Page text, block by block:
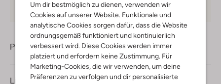
Um dir bestmöglich zu dienen, verwenden wir
Cookies auf unserer Website. Funktionale und
analytische Cookies sorgen dafür, dass die Website
ordnungsgemäß funktioniert und kontinuierlich
verbessert wird. Diese Cookies werden immer
platziert und erfordern keine Zustimmung. Für
Marketing-Cookies, die wir verwenden, um deine
Präferenzen zu verfolgen und dir personalisierte
Produktinformation
Lieferung & Rückgabe